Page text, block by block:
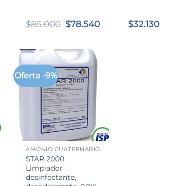
$89.250.
$85.000 El
era:
$85.000.
$78.540El
$32.130
Oferta -9%
AMONIO CUATERNARIO
STAR 2000.
Limpiador
desinfectante,